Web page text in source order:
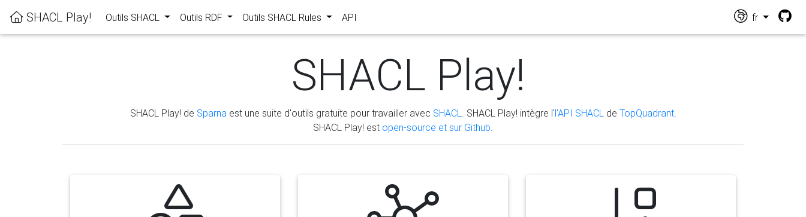
SHACL Play! Outils SHACL Outils RDF Outils SHACL Rules API fr
SHACL Play!
SHACL Play! de Sparna est une suite d'outils gratuite pour travailler avec SHACL . SHACL Play! intègre l'l'API SHACL de TopQuadrant.
SHACL Play! est open-source et sur Github